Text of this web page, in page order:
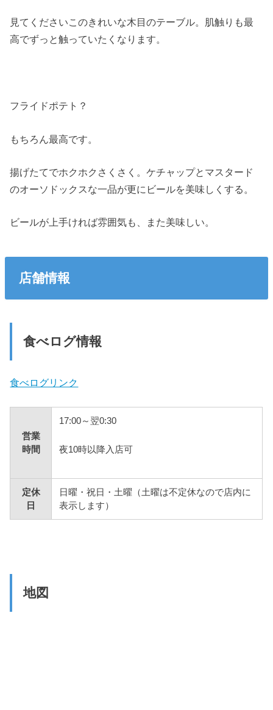
見てくださいこのきれいな木目のテーブル。肌触りも最
高でずっと触っていたくなります。
フライドポテト？
もちろん最高です。
揚げたてでホクホクさくさく。ケチャップとマスタード
のオーソドックスな一品が更にビールを美味しくする。
ビールが上手ければ雰囲気も、また美味しい。
店舗情報
食べログ情報
食べログリンク
営業
時間
17:00～翌0:30
夜10時以降入店可
定休
日
日曜・祝日・土曜（土曜は不定休なので店内に
表示します）
地図